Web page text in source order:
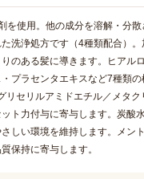
を使用。他の成分を溶解・分
洗浄処方です（4種類配合）
のある髪に導きます。ヒアル
プラセンタエキスなど7種類
リセリルアミドエチル／メタ
ト力付与に寄与します。炭
しい環境を維持します。メン
保持に寄与します。